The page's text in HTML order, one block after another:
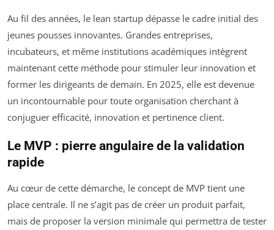
Au fil des années, le lean startup dépasse le cadre initial des
jeunes pousses innovantes. Grandes entreprises,
incubateurs, et même institutions académiques intègrent
maintenant cette méthode pour stimuler leur innovation et
former les dirigeants de demain. En 2025, elle est devenue
un incontournable pour toute organisation cherchant à
conjuguer efficacité, innovation et pertinence client.
Le MVP : pierre angulaire de la validation
rapide
Au cœur de cette démarche, le concept de MVP tient une
place centrale. Il ne s’agit pas de créer un produit parfait,
mais de proposer la version minimale qui permettra de tester